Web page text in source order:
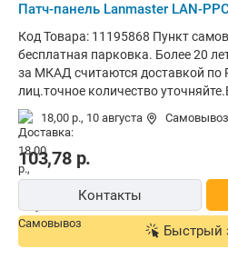
Патч-панель Lanmaster LAN-
Код Товара: 11195868 Пункт
бесплатная парковка. Более 20
за МКАД считаются доставкой по
лиц.точное количество
патч-панель RJ45, хром
18,00 р., 10 августа Самовывоз
103,78р.
Контакты
Быстрый